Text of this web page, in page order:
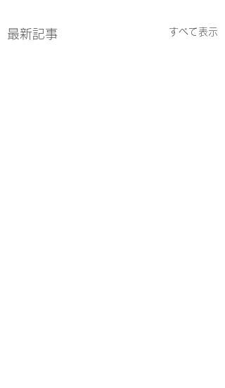
最新記事 すべて表示